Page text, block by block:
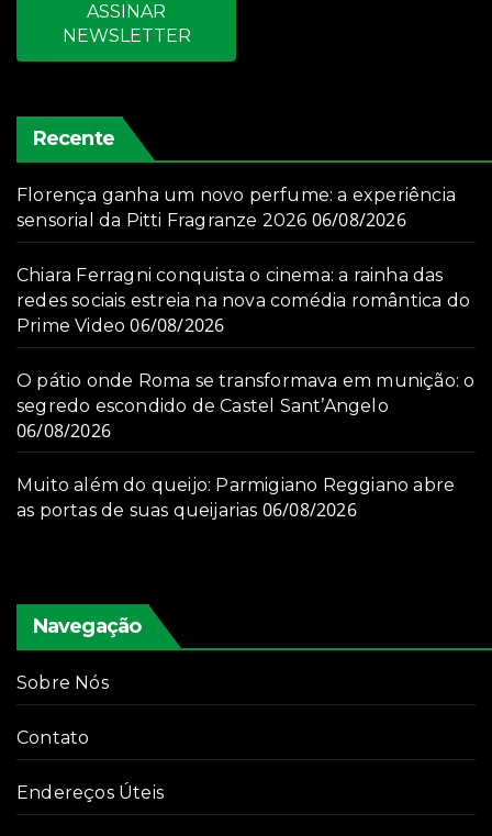
ASSINAR
NEWSLETTER
Recente
Florença ganha um novo perfume: a experiência
sensorial da Pitti Fragranze 2026 06/08/2026
Chiara Ferragni conquista o cinema: a rainha das
redes sociais estreia na nova comédia romântica do
Prime Video 06/08/2026
O pátio onde Roma se transformava em munição: o
segredo escondido de Castel Sant’Angelo
06/08/2026
Muito além do queijo: Parmigiano Reggiano abre
as portas de suas queijarias 06/08/2026
Navegação
Sobre Nós
Contato
Endereços Úteis